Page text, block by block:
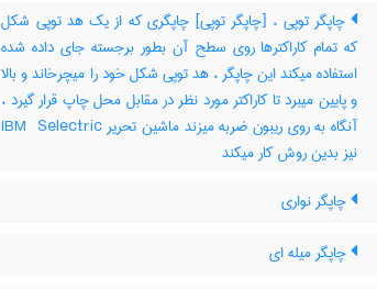
چاپگر توپی ، [چاپگر توپی] چاپگری که از یک هد توپی شکل
که تمام کاراکترها روی سطح آن بطور برجسته جای داده شده
استفاده میکند این چاپگر ، هد توپی شکل خود را میچرخاند و بالا
و پایین میبرد تا کاراکتر مورد نظر در مقابل محل چاپ قرار گیرد ،
آنگاه به روی ریبون ضربه میزند ماشین تحریر ‎IBM ‎ Selectric
نیز بدین روش کار میکند
چاپگر نواری
چاپگر میله ای